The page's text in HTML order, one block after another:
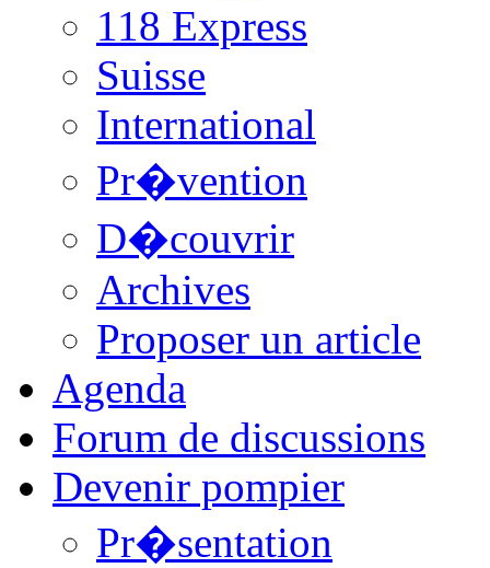
118 Express
Suisse
International
Pr�vention
D�couvrir
Archives
Proposer un article
Agenda
Forum de discussions
Devenir pompier
Pr�sentation